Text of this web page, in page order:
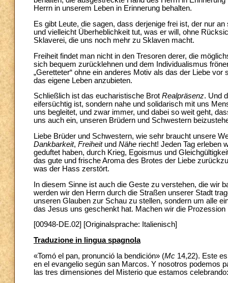
Herrn in unserem Leben in Erinnerung behalten.
Es gibt Leute, die sagen, dass derjenige frei ist, der nur
und vielleicht Überheblichkeit tut, was er will, ohne
Sklaverei, die uns noch mehr zu Sklaven macht.
Freiheit findet man nicht in den Tresoren derer, die
sich bequem zurücklehnen und dem Individualismus
„Geretteter“ ohne ein anderes Motiv als das der Liebe
das eigene Leben anzubieten.
Schließlich ist das eucharistische Brot Realpräsenz. Und
eifersüchtig ist, sondern nahe und solidarisch mit uns
uns begleitet, und zwar immer, und dabei so weit geht,
uns auch ein, unseren Brüdern und Schwestern
Liebe Brüder und Schwestern, wie sehr braucht unsere
Dankbarkeit, Freiheitund Nähe riecht! Jeden Tag erleben
geduftet haben, durch Krieg, Egoismus und
das gute und frische Aroma des Brotes der Liebe
was der Hass zerstört.
In diesem Sinne ist auch die Geste zu verstehen, die wir
werden wir den Herrn durch die Straßen unserer Stadt
unseren Glauben zur Schau zu stellen, sondern um alle
das Jesus uns geschenkt hat. Machen wir die
[00948-DE.02] [Originalsprache: Italienisch]
Traduzione in lingua spagnola
«Tomó el pan, pronunció la bendición» (Mc 14,22). Este
en el evangelio según san Marcos. Y nosotros
las tres dimensiones del Misterio que estamos